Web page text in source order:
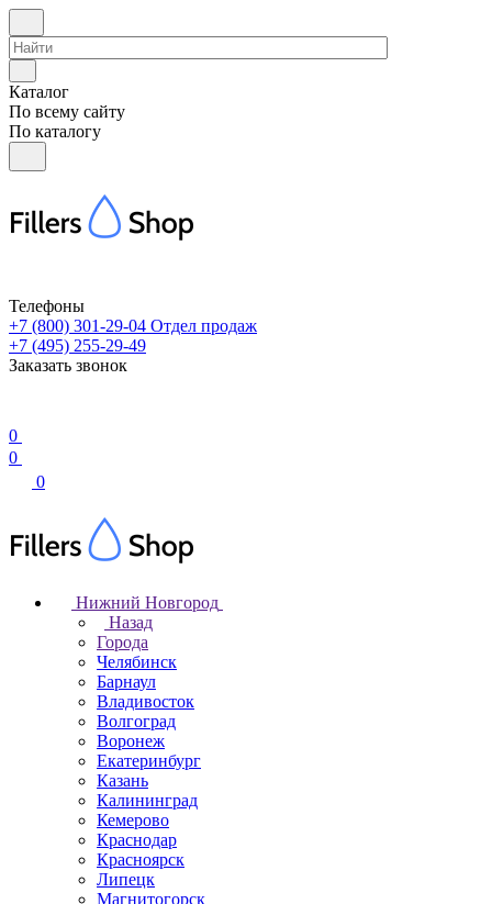
Каталог
По всему сайту
По каталогу
Телефоны
+7 (800) 301-29-04 Отдел продаж
+7 (495) 255-29-49
Заказать звонок
0
0
0
Нижний Новгород
Назад
Города
Челябинск
Барнаул
Владивосток
Волгоград
Воронеж
Екатеринбург
Казань
Калининград
Кемерово
Краснодар
Красноярск
Липецк
Магнитогорск